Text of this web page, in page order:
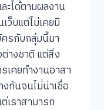
ะได้ตามผลงาน
ว็บแต่ไม่เคยมี
รกับกลุ่มนี้มา
างชาติ แต่สิ่ง
เคยทำงานอาสา
กันจนไม่่น่าเชื่อ
เราสามารถ